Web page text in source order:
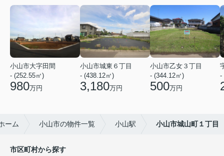
小山市大字田間
- (252.55㎡)
980万円
小山市城東６丁目
- (438.12㎡)
3,180万円
小山市乙女３丁目
- (344.12㎡)
500万円
-
ーム 小山市の物件一覧 小山駅 小山市城山町１丁目
市区町村から探す